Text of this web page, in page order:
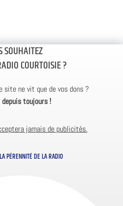
SOUHAITEZ
COURTOISIE ?
site ne vit que de vos dons ?
depuis toujours !
jamais de publicités.
PÉRENNITÉ DE LA RADIO